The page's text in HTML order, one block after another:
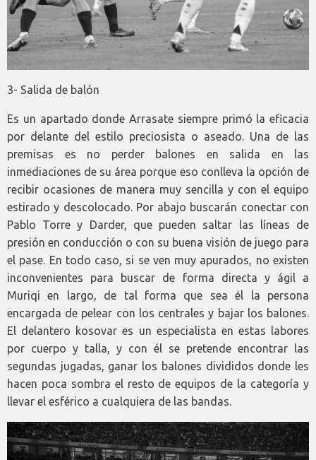
3- Salida de balón
Es un apartado donde Arrasate siempre primó la eficacia
por delante del estilo preciosista o aseado. Una de las
premisas es no perder balones en salida en las
inmediaciones de su área porque eso conlleva la opción de
recibir ocasiones de manera muy sencilla y con el equipo
estirado y descolocado. Por abajo buscarán conectar con
Pablo Torre y Darder, que pueden saltar las líneas de
presión en conducción o con su buena visión de juego para
el pase. En todo caso, si se ven muy apurados, no existen
inconvenientes para buscar de forma directa y ágil a
Muriqi en largo, de tal forma que sea él la persona
encargada de pelear con los centrales y bajar los balones.
El delantero kosovar es un especialista en estas labores
por cuerpo y talla, y con él se pretende encontrar las
segundas jugadas, ganar los balones divididos donde les
hacen poca sombra el resto de equipos de la categoría y
llevar el esférico a cualquiera de las bandas.